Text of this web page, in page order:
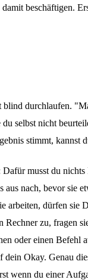
beschäftigen.
blind durchlaufen.
selbst nicht
stimmt, kannst
musst du nichts
aus nach, bevor sie
arbeiten, dürfen sie
Rechner zu, fragen
oder einen Befehl
dein Okay. Genau
wenn du einer